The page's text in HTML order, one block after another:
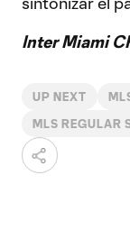
Inter Miami
UP NEXT
MLS REGULAR